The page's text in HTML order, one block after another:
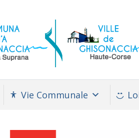
Vie Communale